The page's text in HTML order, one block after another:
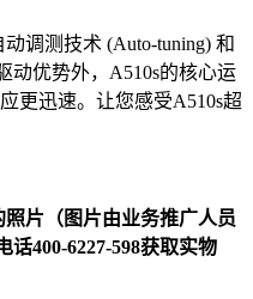
调测技术 (Auto-tuning) 和
动优势外，A510s的核心运
更迅速。让您感受A510s超
照片（图片由业务推广人员
400-6227-598获取实物